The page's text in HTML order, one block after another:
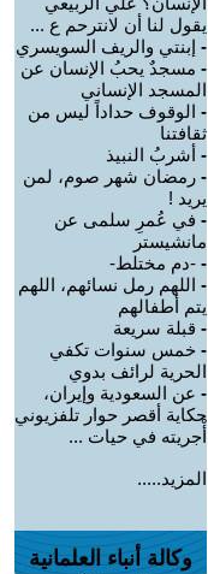
يقول لنا أن لانترحم ع ...
- إبنتي والريف السويسري
- مسجدٌ يحبُ الإنسان عن
المسجد الإنساني
- الوقوف حداداً ليس من
ثقافتنا
- أشربُ النبيذ
- رمضان شهر صوم، لمن
يريد !
- في عُمرِ سلمى عن
مانشيستر
- -دم مختلط-
- اللهم رمل نسائهم، اللهم
يتم أطفالهم
- قبلة سريعة
- خمس سنوات تكفي
الحرية لرائف بدوي
- عن السعودية وإيران،
حكاية أقصر حوار تلفزيوني
أْجريته في حيات ...
المزيد.....
وكالة أنباء العلمانية